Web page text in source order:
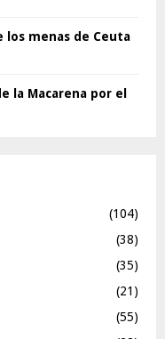
los menas de Ceuta
la Macarena por el
(104)
(38)
(35)
(21)
(55)